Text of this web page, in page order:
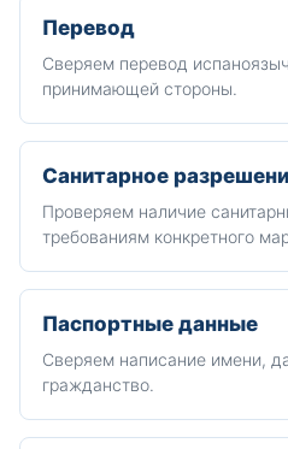
Перевод
Сверяем перевод
принимающей стороны.
Санитарное
Проверяем наличие
требованиям конкретного
Паспортные данные
Сверяем написание имени,
гражданство.